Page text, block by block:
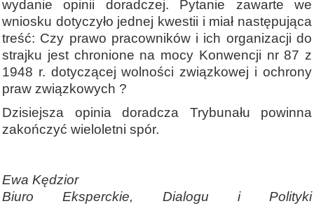
wydanie opinii doradczej. Pytanie zawarte we
wniosku dotyczyło jednej kwestii i miał następująca
treść: Czy prawo pracowników i ich organizacji do
strajku jest chronione na mocy Konwencji nr 87 z
1948 r. dotyczącej wolności związkowej i ochrony
praw związkowych ?
Dzisiejsza opinia doradcza Trybunału powinna
zakończyć wieloletni spór.
Ewa Kędzior
Biuro Eksperckie, Dialogu i Polityki